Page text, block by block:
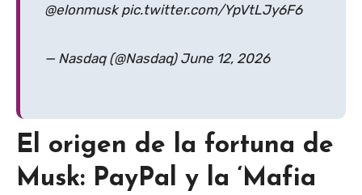
@elonmusk pic.twitter.com/YpVtLJy6F6
— Nasdaq (@Nasdaq) June 12, 2026
El origen de la fortuna de
Musk: PayPal y la ‘Mafia